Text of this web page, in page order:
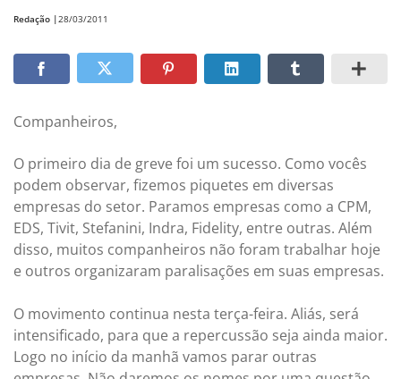
Redação |28/03/2011
Companheiros,
O primeiro dia de greve foi um sucesso. Como vocês
podem observar, fizemos piquetes em diversas
empresas do setor. Paramos empresas como a CPM,
EDS, Tivit, Stefanini, Indra, Fidelity, entre outras. Além
disso, muitos companheiros não foram trabalhar hoje
e outros organizaram paralisações em suas empresas.
O movimento continua nesta terça-feira. Aliás, será
intensificado, para que a repercussão seja ainda maior.
Logo no início da manhã vamos parar outras